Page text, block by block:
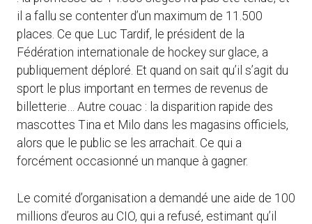
il a fallu se contenter d’un maximum de 11.500
places. Ce que Luc Tardif, le président de la
Fédération internationale de hockey sur glace, a
publiquement déploré. Et quand on sait qu’il s’agit du
sport le plus important en termes de revenus de
billetterie… Autre couac : la disparition rapide des
mascottes Tina et Milo dans les magasins officiels,
alors que le public se les arrachait. Ce qui a
forcément occasionné un manque à gagner.
Le comité d’organisation a demandé une aide de 100
millions d’euros au CIO, qui a refusé, estimant qu’il